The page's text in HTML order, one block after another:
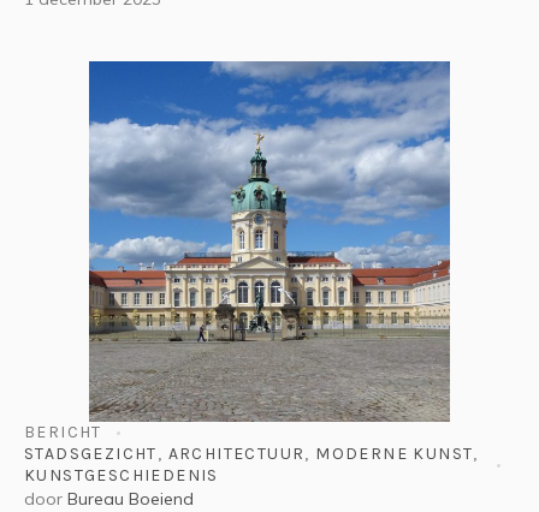
BERICHT
STADSGEZICHT, ARCHITECTUUR, MODERNE KUNST,
KUNSTGESCHIEDENIS
door Bureau Boeiend